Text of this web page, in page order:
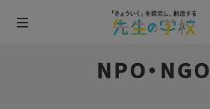
メ
NPO・NGO